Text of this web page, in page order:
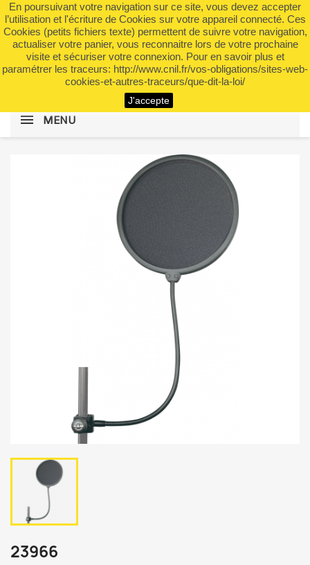
En poursuivant votre navigation sur ce site, vous devez accepter
l’utilisation et l'écriture de Cookies sur votre appareil connecté. Ces
Cookies (petits fichiers texte) permettent de suivre votre navigation,
actualiser votre panier, vous reconnaitre lors de votre prochaine
visite et sécuriser votre connexion. Pour en savoir plus et
paramétrer les traceurs: http://www.cnil.fr/vos-obligations/sites-web-
cookies-et-autres-traceurs/que-dit-la-loi/
J'accepte
 shopping_cart (0)

search
MENU
23966